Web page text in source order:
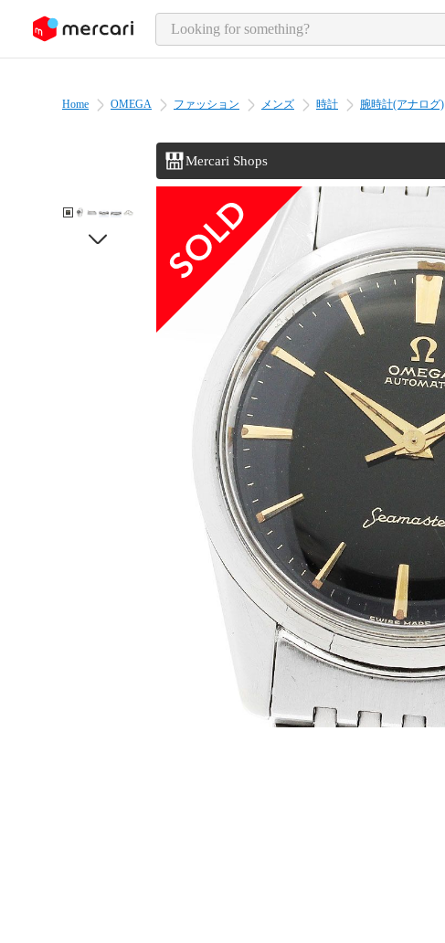
page content
Home OMEGA ファッション メンズ 時計 腕時計(アナログ)
Mercari Shops